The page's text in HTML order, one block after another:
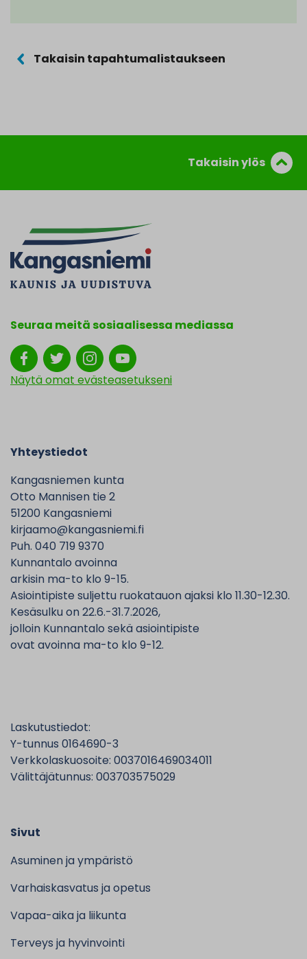
Takaisin tapahtumalistaukseen
Takaisin ylös
Seuraa meitä sosiaalisessa mediassa
Näytä omat evästeasetukseni
Yhteystiedot
Kangasniemen kunta
Otto Mannisen tie 2
51200 Kangasniemi
kirjaamo@kangasniemi.fi
Puh. 040 719 9370
Kunnantalo avoinna
arkisin ma-to klo 9-15.
Asiointipiste suljettu ruokatauon ajaksi klo 11.30-12.30.
Kesäsulku on 22.6.-31.7.2026,
jolloin Kunnantalo sekä asiointipiste
ovat avoinna ma-to klo 9-12.
Laskutustiedot:
Y-tunnus 0164690-3
Verkkolaskuosoite: 0037016469034011
Välittäjätunnus: 003703575029
Sivut
Asuminen ja ympäristö
Varhaiskasvatus ja opetus
Vapaa-aika ja liikunta
Terveys ja hyvinvointi